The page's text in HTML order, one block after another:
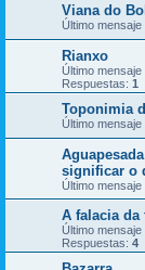
Viana do
Último mensaje
Rianxo
Último mensaje
Respuestas: 1
Toponimia
Último mensaje
significar o
Último mensaje
A falacia da
Último mensaje
Respuestas: 4